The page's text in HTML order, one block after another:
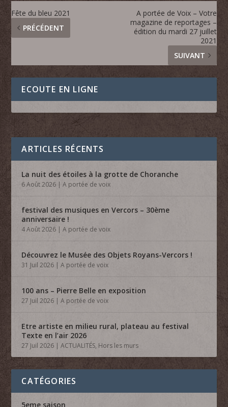
Fête du bleu 2021
PRÉCÉDENT
A portée de Voix – Votre
magazine de reportages –
édition du mardi 27 juillet
2021
SUIVANT
ECOUTE EN LIGNE
ARTICLES RÉCENTS
La nuit des étoiles à la grotte de Choranche
6 Août 2026 |A portée de voix
festival des musiques en Vercors – 30ème
anniversaire !
4 Août 2026 |A portée de voix
Découvrez le Musée des Objets Royans-Vercors !
31 Juil 2026 |A portée de voix
100 ans – Pierre Belle en exposition
27 Juil 2026 |A portée de voix
Etre artiste en milieu rural, plateau au festival
Texte en l’air 2026
27 Juil 2026 |ACTUALITÉS, Hors les murs
CATÉGORIES
5eme saison